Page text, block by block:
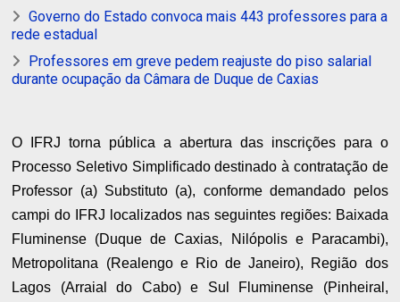
Governo do Estado convoca mais 443 professores para a
rede estadual
Professores em greve pedem reajuste do piso salarial
durante ocupação da Câmara de Duque de Caxias
O IFRJ torna pública a abertura das inscrições para o
Processo Seletivo Simplificado destinado à contratação de
Professor (a) Substituto (a), conforme demandado pelos
campi do IFRJ localizados nas seguintes regiões: Baixada
Fluminense (Duque de Caxias, Nilópolis e Paracambi),
Metropolitana (Realengo e Rio de Janeiro), Região dos
Lagos (Arraial do Cabo) e Sul Fluminense (Pinheiral,